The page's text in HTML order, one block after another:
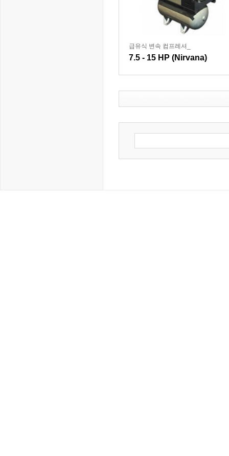
급유식 변속 컴프레셔_
7.5 - 15 HP (Nirvana)